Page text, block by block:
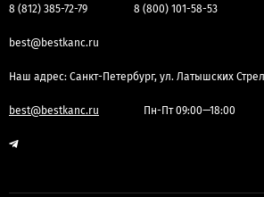
8 (812) 385-72-79 8 (800) 101-58-53
best@bestkanc.ru
Наш адрес: Санкт-Петербург, ул. Латышских
best@bestkanc.ru Пн-Пт 09:00—18:00